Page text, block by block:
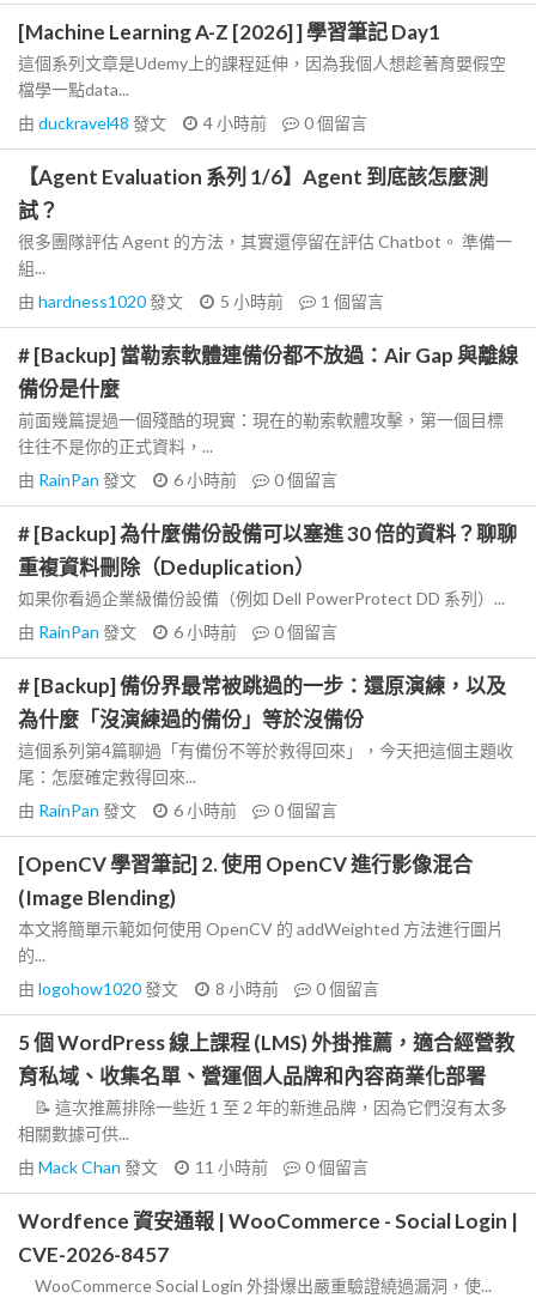
[Machine Learning A-Z [2026] ] 學習筆記 Day1
這個系列文章是Udemy上的課程延伸，因為我個人想趁著育嬰假空
檔學一點data...
由 duckravel48 發文 4 小時前 0個留言
【Agent Evaluation 系列 1/6】Agent 到底該怎麼測
試？
很多團隊評估 Agent 的方法，其實還停留在評估 Chatbot。 準備一
組...
由 hardness1020發文 5 小時前 1 個留言
# [Backup] 當勒索軟體連備份都不放過：Air Gap 與離線
備份是什麼
前面幾篇提過一個殘酷的現實：現在的勒索軟體攻擊，第一個目標
往往不是你的正式資料，...
由 RainPan 發文 6 小時前 0個留言
# [Backup] 為什麼備份設備可以塞進 30 倍的資料？聊聊
重複資料刪除（Deduplication）
如果你看過企業級備份設備（例如 Dell PowerProtect DD 系列）...
由 RainPan 發文 6 小時前 0個留言
# [Backup] 備份界最常被跳過的一步：還原演練，以及
為什麼「沒演練過的備份」等於沒備份
這個系列第4篇聊過「有備份不等於救得回來」，今天把這個主題收
尾：怎麼確定救得回來...
由 RainPan 發文 6 小時前 0個留言
[OpenCV 學習筆記] 2. 使用 OpenCV 進行影像混合
(Image Blending)
本文將簡單示範如何使用 OpenCV 的 addWeighted 方法進行圖片
的...
由 logohow1020發文 8 小時前 0個留言
5 個 WordPress 線上課程 (LMS) 外掛推薦，適合經營教
育私域、收集名單、營運個人品牌和內容商業化部署
📝 這次推薦排除一些近 1 至 2 年的新進品牌，因為它們沒有太多
相關數據可供...
由 Mack Chan 發文 11 小時前 0個留言
Wordfence 資安通報 | WooCommerce - Social Login |
CVE-2026-8457
WooCommerce Social Login 外掛爆出嚴重驗證繞過漏洞，使...